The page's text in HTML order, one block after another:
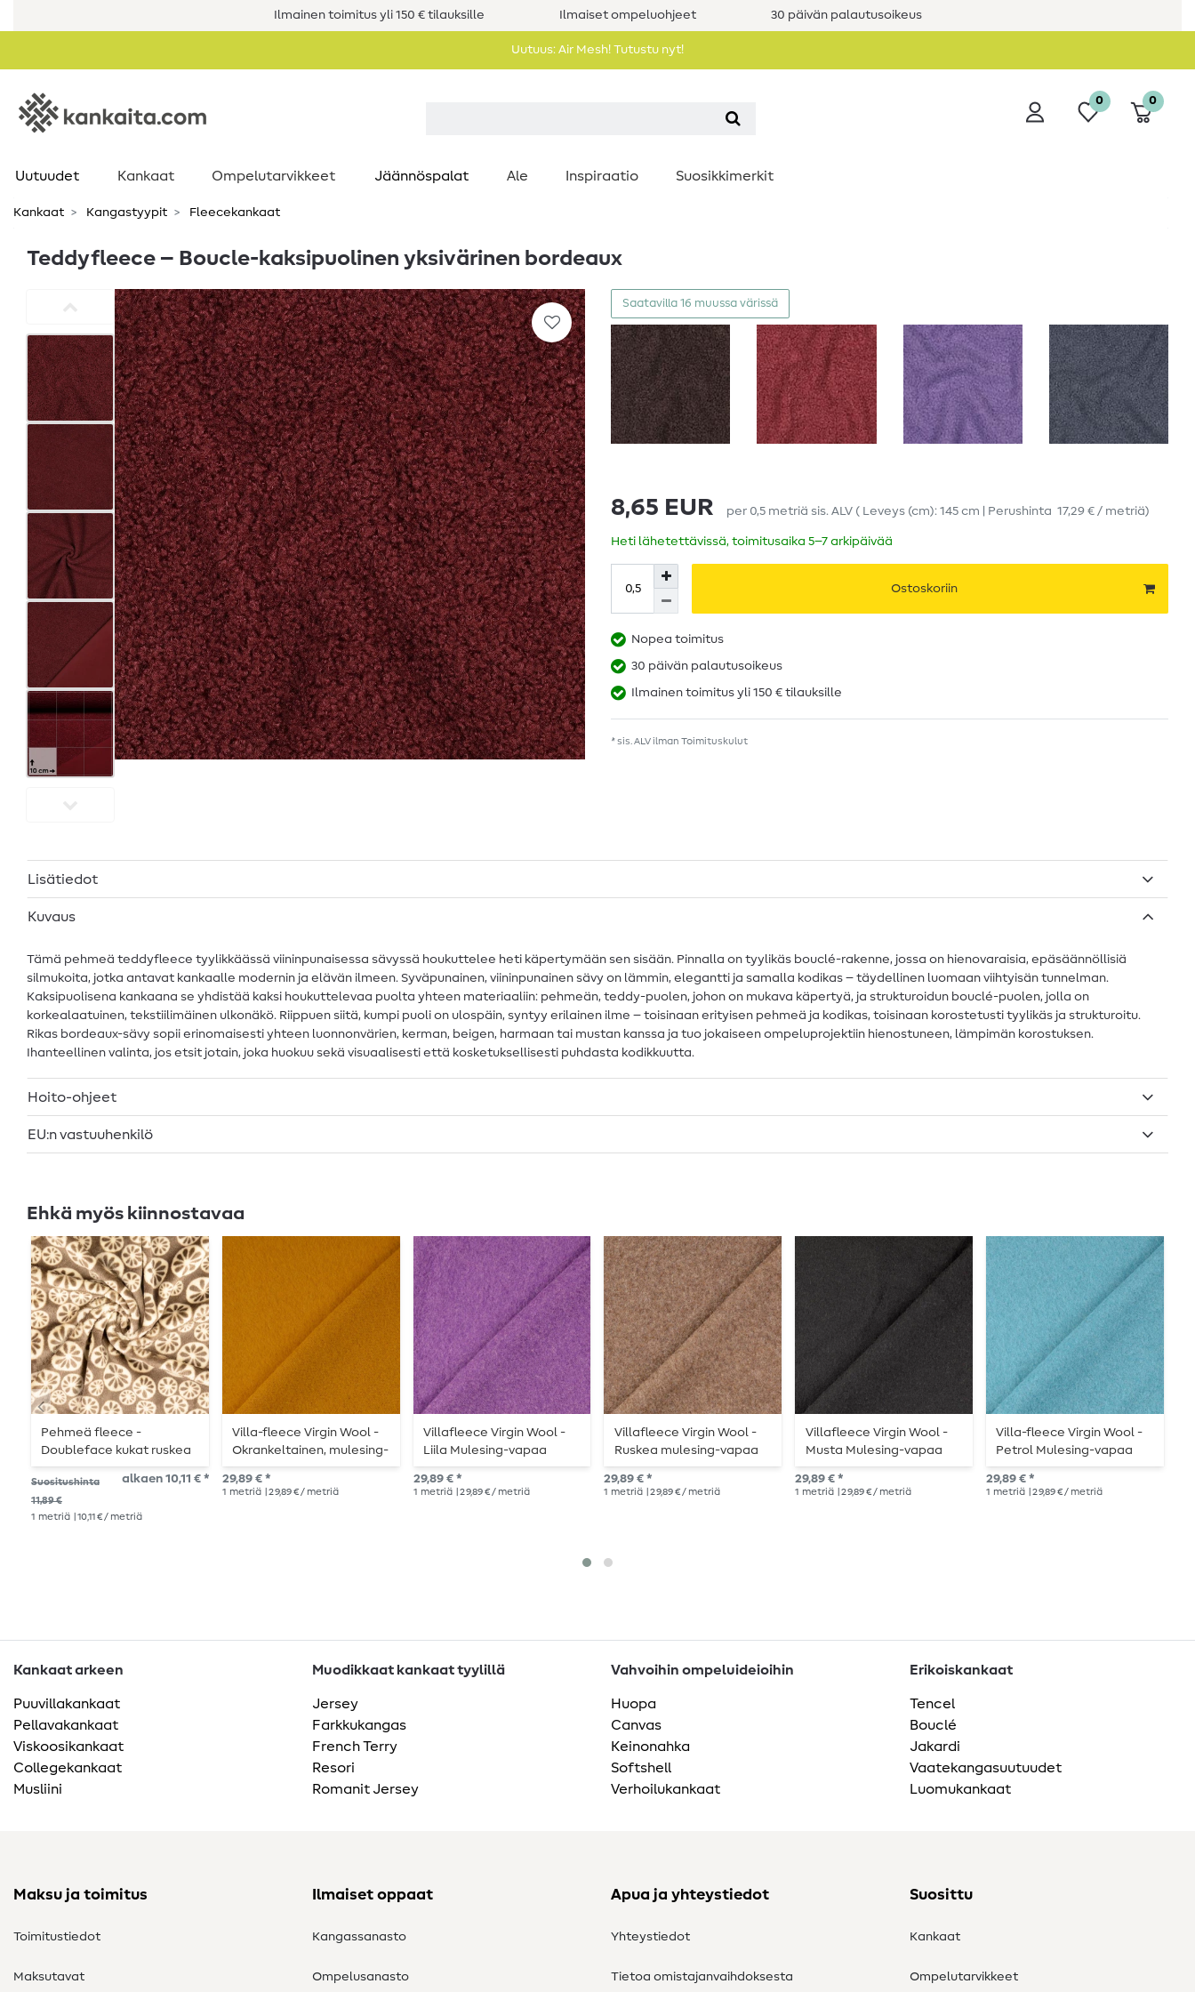
Ilmainen toimitus yli 150 € tilauksille Ilmaiset ompeluohjeet 30 päivän palautusoikeus
Uutuus: Air Mesh! Tutustu nyt!
0 0
Uutuudet Kankaat Ompelutarvikkeet Jäännöspalat Ale Inspiraatio Suosikkimerkit
Kankaat Kangastyypit Fleecekankaat
Teddyfleece – Boucle-kaksipuolinen yksivärinen bordeaux
Saatavilla 16 muussa värissä
8,65 EUR per 0,5 metriä sis. ALV ( Leveys (cm): 145 cm | Perushinta 17,29 € / metriä)
Heti lähetettävissä, toimitusaika 5–7 arkipäivää
Ostoskoriin
Nopea toimitus
30 päivän palautusoikeus
Ilmainen toimitus yli 150 € tilauksille
* sis. ALV ilman Toimituskulut
Lisätiedot
Kuvaus
Tämä pehmeä teddyfleece tyylikkäässä viininpunaisessa sävyssä houkuttelee heti käpertymään sen sisään. Pinnalla on tyylikäs bouclé-rakenne, jossa on hienovaraisia, epäsäännöllisiä
silmukoita, jotka antavat kankaalle modernin ja elävän ilmeen. Syväpunainen, viininpunainen sävy on lämmin, elegantti ja samalla kodikas – täydellinen luomaan viihtyisän tunnelman.
Kaksipuolisena kankaana se yhdistää kaksi houkuttelevaa puolta yhteen materiaaliin: pehmeän, teddy-puolen, johon on mukava käpertyä, ja strukturoidun bouclé-puolen, jolla on
korkealaatuinen, tekstiilimäinen ulkonäkö. Riippuen siitä, kumpi puoli on ulospäin, syntyy erilainen ilme – toisinaan erityisen pehmeä ja kodikas, toisinaan korostetusti tyylikäs ja strukturoitu.
Rikas bordeaux-sävy sopii erinomaisesti yhteen luonnonvärien, kerman, beigen, harmaan tai mustan kanssa ja tuo jokaiseen ompeluprojektiin hienostuneen, lämpimän korostuksen.
Ihanteellinen valinta, jos etsit jotain, joka huokuu sekä visuaalisesti että kosketuksellisesti puhdasta kodikkuutta.
Hoito-ohjeet
EU:n vastuuhenkilö
Ehkä myös kiinnostavaa
Pehmeä fleece -
Doubleface kukat ruskea
Suositushinta
11,89 €
alkaen 10,11 € *
1 metriä | 10,11 € / metriä
Villa-fleece Virgin Wool -
Okrankeltainen, mulesing-
vapaa
29,89 € *
1 metriä | 29,89 € / metriä
Villafleece Virgin Wool -
Liila Mulesing-vapaa
29,89 € *
1 metriä | 29,89 € / metriä
Villafleece Virgin Wool -
Ruskea mulesing-vapaa
29,89 € *
1 metriä | 29,89 € / metriä
Villafleece Virgin Wool -
Musta Mulesing-vapaa
29,89 € *
1 metriä | 29,89 € / metriä
Villa-fleece Virgin Wool -
Petrol Mulesing-vapaa
29,89 € *
1 metriä | 29,89 € / metriä
Kankaat arkeen
Puuvillakankaat
Pellavakankaat
Viskoosikankaat
Collegekankaat
Musliini
Muodikkaat kankaat tyylillä
Jersey
Farkkukangas
French Terry
Resori
Romanit Jersey
Vahvoihin ompeluideioihin
Huopa
Canvas
Keinonahka
Softshell
Verhoilukankaat
Erikoiskankaat
Tencel
Bouclé
Jakardi
Vaatekangasuutuudet
Luomukankaat
Maksu ja toimitus
Toimitustiedot
Maksutavat
Ilmaiset oppaat
Kangassanasto
Ompelusanasto
Apua ja yhteystiedot
Yhteystiedot
Tietoa omistajanvaihdoksesta
Suosittu
Kankaat
Ompelutarvikkeet